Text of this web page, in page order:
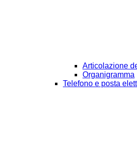
Articolazione
Organigramma
Telefono e posta